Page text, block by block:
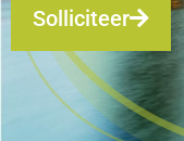
Solliciteer